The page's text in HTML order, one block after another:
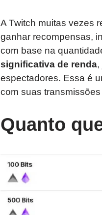
A Twitch muitas vezes
ganhar recompensas,
com base na
significativa de renda,
espectadores. Essa é
com suas
Quanto